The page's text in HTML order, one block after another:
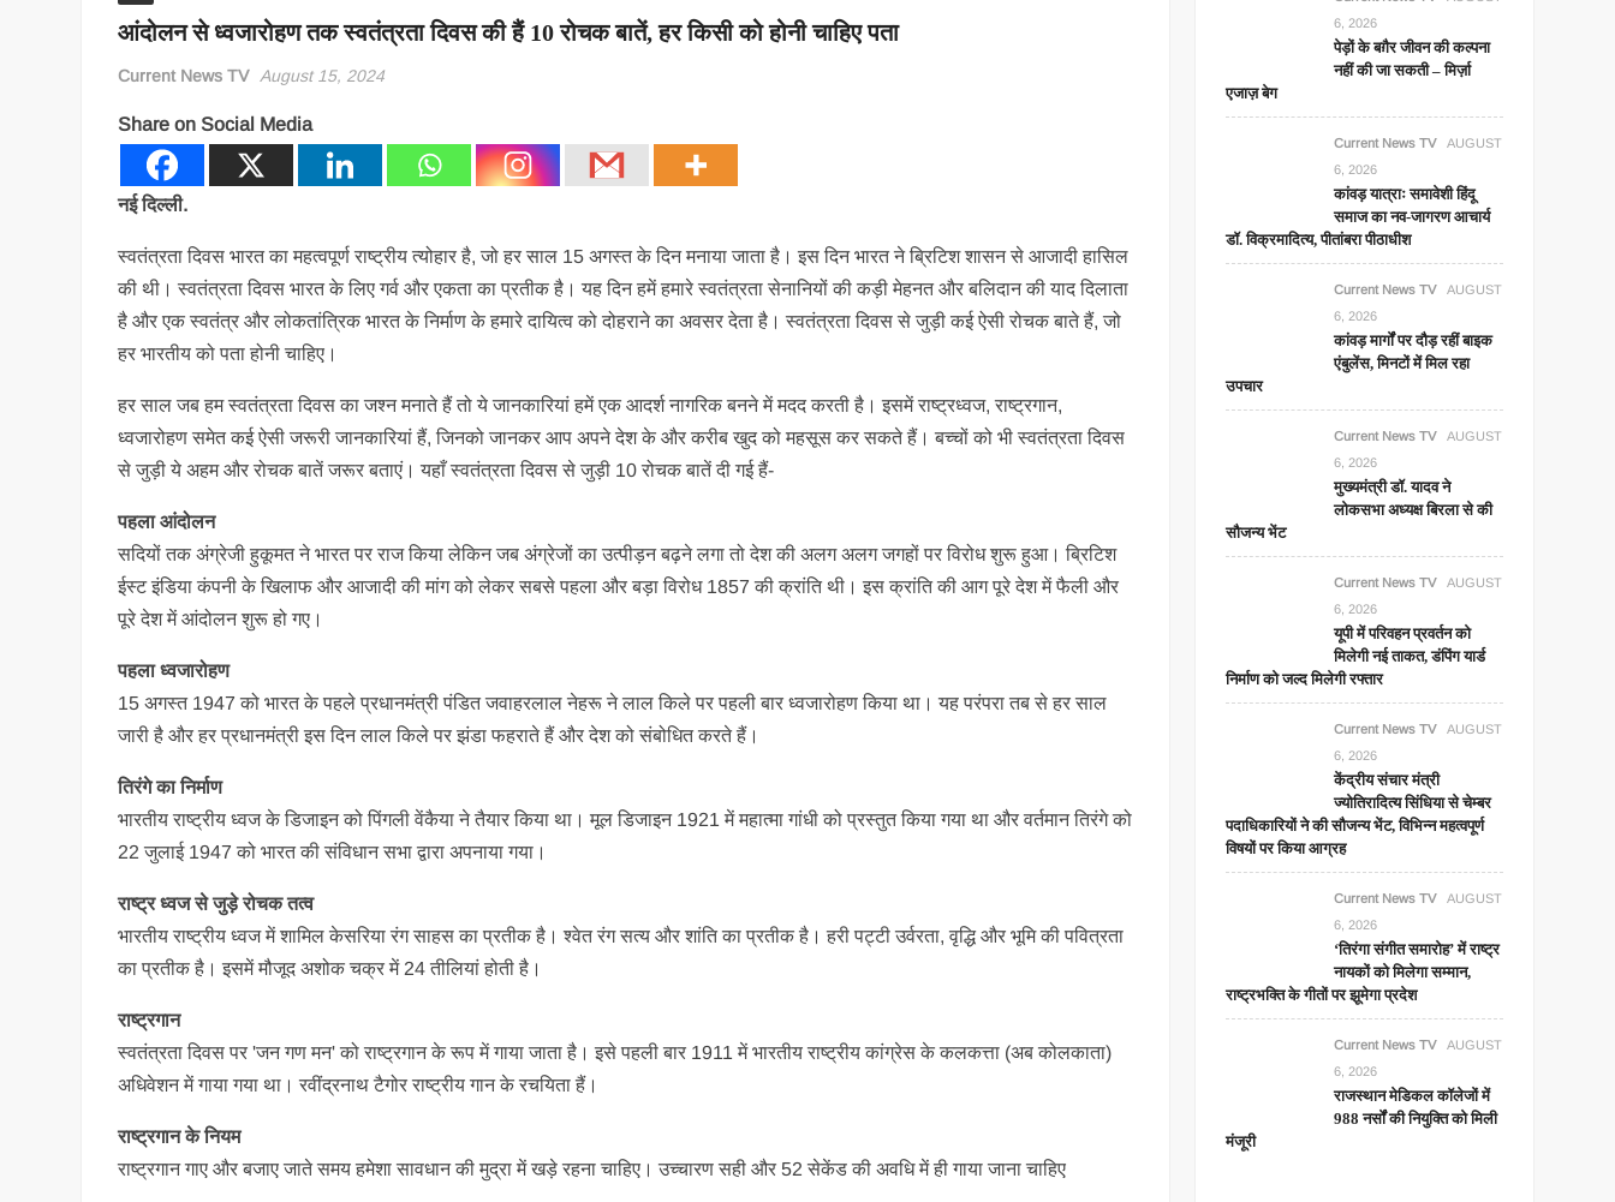
आंदोलन से ध्वजारोहण तक स्वतंत्रता दिवस की हैं 10 रोचक बातें, हर किसी को होनी चाहिए पता
Current News TV August 15, 2024
Share on Social Media
नई दिल्ली.
स्वतंत्रता दिवस भारत का महत्वपूर्ण राष्ट्रीय त्योहार है, जो हर साल 15 अगस्त के दिन मनाया जाता है। इस दिन भारत ने ब्रिटिश शासन से आजादी हासिल
की थी। स्वतंत्रता दिवस भारत के लिए गर्व और एकता का प्रतीक है। यह दिन हमें हमारे स्वतंत्रता सेनानियों की कड़ी मेहनत और बलिदान की याद दिलाता
है और एक स्वतंत्र और लोकतांत्रिक भारत के निर्माण के हमारे दायित्व को दोहराने का अवसर देता है। स्वतंत्रता दिवस से जुड़ी कई ऐसी रोचक बाते हैं, जो
हर भारतीय को पता होनी चाहिए।
हर साल जब हम स्वतंत्रता दिवस का जश्न मनाते हैं तो ये जानकारियां हमें एक आदर्श नागरिक बनने में मदद करती है। इसमें राष्ट्रध्वज, राष्ट्रगान,
ध्वजारोहण समेत कई ऐसी जरूरी जानकारियां हैं, जिनको जानकर आप अपने देश के और करीब खुद को महसूस कर सकते हैं। बच्चों को भी स्वतंत्रता दिवस
से जुड़ी ये अहम और रोचक बातें जरूर बताएं। यहाँ स्वतंत्रता दिवस से जुड़ी 10 रोचक बातें दी गई हैं-
पहला आंदोलन
सदियों तक अंग्रेजी हुकूमत ने भारत पर राज किया लेकिन जब अंग्रेजों का उत्पीड़न बढ़ने लगा तो देश की अलग अलग जगहों पर विरोध शुरू हुआ। ब्रिटिश
ईस्ट इंडिया कंपनी के खिलाफ और आजादी की मांग को लेकर सबसे पहला और बड़ा विरोध 1857 की क्रांति थी। इस क्रांति की आग पूरे देश में फैली और
पूरे देश में आंदोलन शुरू हो गए।
पहला ध्वजारोहण
15 अगस्त 1947 को भारत के पहले प्रधानमंत्री पंडित जवाहरलाल नेहरू ने लाल किले पर पहली बार ध्वजारोहण किया था। यह परंपरा तब से हर साल
जारी है और हर प्रधानमंत्री इस दिन लाल किले पर झंडा फहराते हैं और देश को संबोधित करते हैं।
तिरंगे का निर्माण
भारतीय राष्ट्रीय ध्वज के डिजाइन को पिंगली वेंकैया ने तैयार किया था। मूल डिजाइन 1921 में महात्मा गांधी को प्रस्तुत किया गया था और वर्तमान तिरंगे को
22 जुलाई 1947 को भारत की संविधान सभा द्वारा अपनाया गया।
राष्ट्र ध्वज से जुड़े रोचक तत्व
भारतीय राष्ट्रीय ध्वज में शामिल केसरिया रंग साहस का प्रतीक है। श्वेत रंग सत्य और शांति का प्रतीक है। हरी पट्टी उर्वरता, वृद्धि और भूमि की पवित्रता
का प्रतीक है। इसमें मौजूद अशोक चक्र में 24 तीलियां होती है।
राष्ट्रगान
स्वतंत्रता दिवस पर 'जन गण मन' को राष्ट्रगान के रूप में गाया जाता है। इसे पहली बार 1911 में भारतीय राष्ट्रीय कांग्रेस के कलकत्ता (अब कोलकाता)
अधिवेशन में गाया गया था। रवींद्रनाथ टैगोर राष्ट्रीय गान के रचयिता हैं।
राष्ट्रगान के नियम
राष्ट्रगान गाए और बजाए जाते समय हमेशा सावधान की मुद्रा में खड़े रहना चाहिए। उच्चारण सही और 52 सेकेंड की अवधि में ही गाया जाना चाहिए
6, 2026
पेड़ों के बग़ैर जीवन की कल्पना
नहीं की जा सकती – मिर्ज़ा
एजाज़ बेग
Current News TV
AUGUST
6, 2026
कांवड़ यात्राः समावेशी हिंदू
समाज का नव-जागरण आचार्य
डॉ. विक्रमादित्य, पीतांबरा पीठाधीश
Current News TV
AUGUST
6, 2026
कांवड़ मार्गों पर दौड़ रहीं बाइक
एंबुलेंस, मिनटों में मिल रहा
उपचार
Current News TV
AUGUST
6, 2026
मुख्यमंत्री डॉ. यादव ने
लोकसभा अध्यक्ष बिरला से की
सौजन्य भेंट
Current News TV
AUGUST
6, 2026
यूपी में परिवहन प्रवर्तन को
मिलेगी नई ताकत, डंपिंग यार्ड
निर्माण को जल्द मिलेगी रफ्तार
Current News TV
AUGUST
6, 2026
केंद्रीय संचार मंत्री
ज्योतिरादित्य सिंधिया से चेम्बर
पदाधिकारियों ने की सौजन्य भेंट, विभिन्न महत्वपूर्ण
विषयों पर किया आग्रह
Current News TV
AUGUST
6, 2026
‘तिरंगा संगीत समारोह’ में राष्ट्र
नायकों को मिलेगा सम्मान,
राष्ट्रभक्ति के गीतों पर झूमेगा प्रदेश
Current News TV
AUGUST
6, 2026
राजस्थान मेडिकल कॉलेजों में
988 नर्सों की नियुक्ति को मिली
मंजूरी